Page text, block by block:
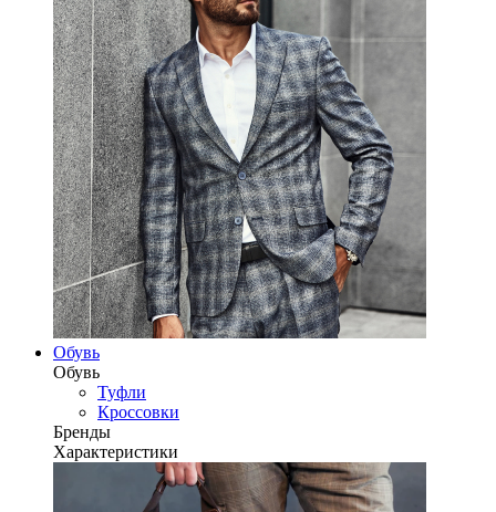
Обувь
Обувь
Туфли
Кроссовки
Бренды
Характеристики